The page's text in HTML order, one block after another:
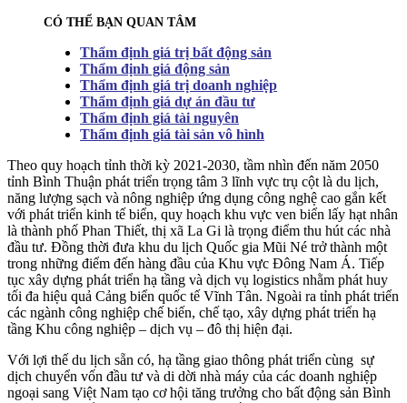
CÓ THỂ BẠN QUAN TÂM
Thẩm định giá trị bất động sản
Thẩm định giá động sản
Thẩm định giá trị doanh nghiệp
Thẩm định giá dự án đầu tư
Thẩm định giá tài nguyên
Thẩm định giá tài sản vô hình
Theo quy hoạch tỉnh thời kỳ 2021-2030, tầm nhìn đến năm 2050
tỉnh Bình Thuận phát triển trọng tâm 3 lĩnh vực trụ cột là du lịch,
năng lượng sạch và nông nghiệp ứng dụng công nghệ cao gắn kết
với phát triển kinh tế biển, quy hoạch khu vực ven biển lấy hạt nhân
là thành phố Phan Thiết, thị xã La Gi là trọng điểm thu hút các nhà
đầu tư. Đồng thời đưa khu du lịch Quốc gia Mũi Né trở thành một
trong những điểm đến hàng đầu của Khu vực Đông Nam Á. Tiếp
tục xây dựng phát triển hạ tầng và dịch vụ logistics nhằm phát huy
tối đa hiệu quả Cảng biển quốc tế Vĩnh Tân. Ngoài ra tỉnh phát triển
các ngành công nghiệp chế biến, chế tạo, xây dựng phát triển hạ
tầng Khu công nghiệp – dịch vụ – đô thị hiện đại.
Với lợi thế du lịch sẵn có, hạ tầng giao thông phát triển cùng sự
dịch chuyển vốn đầu tư và di dời nhà máy của các doanh nghiệp
ngoại sang Việt Nam tạo cơ hội tăng trưởng cho bất động sản Bình